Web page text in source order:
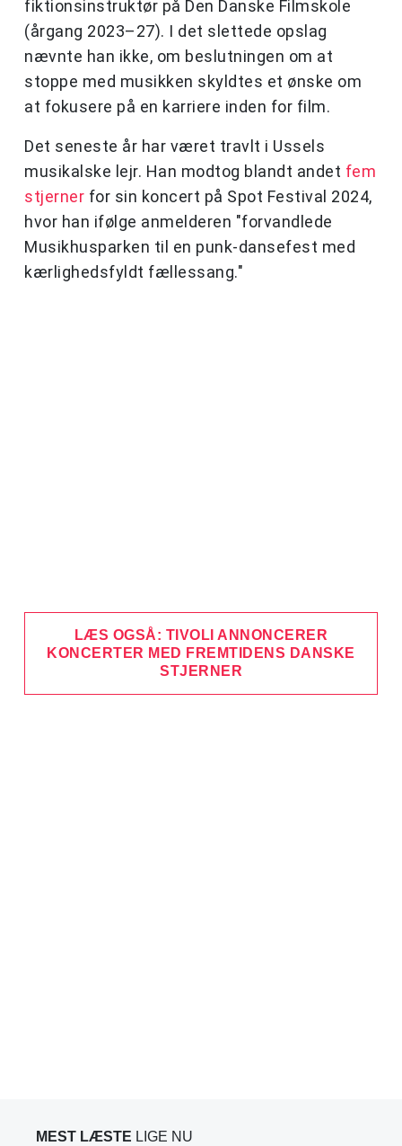
fiktionsinstruktør på Den Danske Filmskole
(årgang 2023–27). I det slettede opslag
nævnte han ikke, om beslutningen om at
stoppe med musikken skyldtes et ønske om
at fokusere på en karriere inden for film.
Det seneste år har været travlt i Ussels
musikalske lejr. Han modtog blandt andet fem
stjerner for sin koncert på Spot Festival 2024,
hvor han ifølge anmelderen "forvandlede
Musikhusparken til en punk-dansefest med
kærlighedsfyldt fællessang."
LÆS OGSÅ: TIVOLI ANNONCERER
KONCERTER MED FREMTIDENS DANSKE
STJERNER
MEST LÆSTE LIGE NU